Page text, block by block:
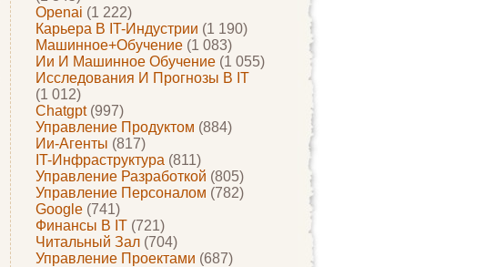
Openai (1 222)
Карьера В IT-Индустрии (1 190)
Машинное+обучение (1 083)
Ии И Машинное Обучение (1 055)
Исследования И Прогнозы В IT
(1 012)
Chatgpt(997)
Управление Продуктом (884)
Ии-Агенты (817)
IT-Инфраструктура (811)
Управление Разработкой (805)
Управление Персоналом (782)
Google (741)
Финансы В IT (721)
Читальный Зал (704)
Управление Проектами (687)